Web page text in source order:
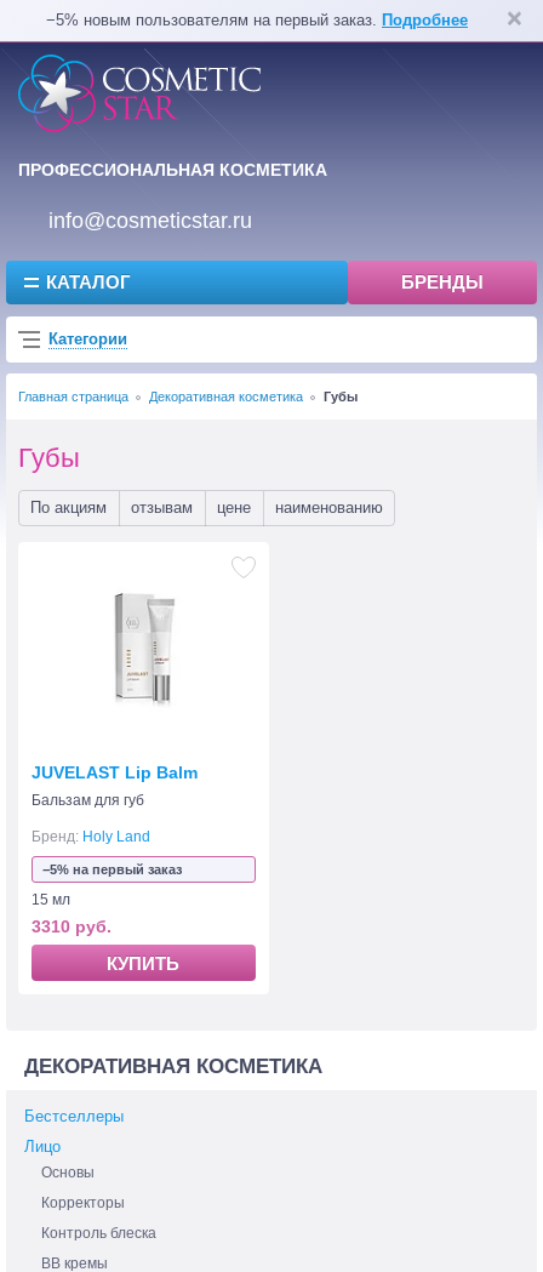
−5% новым пользователям на первый заказ. Подробнее
ПРОФЕССИОНАЛЬНАЯ КОСМЕТИКА
info@cosmeticstar.ru
КАТАЛОГ БРЕНДЫ
Категории
Главная страница Декоративная косметика Губы
Губы
По акциям отзывам цене наименованию
JUVELAST Lip Balm
Бальзам для губ
Бренд: Holy Land
−5% на первый заказ
15 мл
3310 руб.
КУПИТЬ
ДЕКОРАТИВНАЯ КОСМЕТИКА
Бестселлеры
Лицо
Основы
Корректоры
Контроль блеска
BB кремы